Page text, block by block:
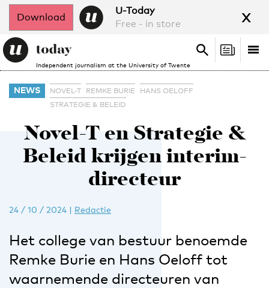
Download
U-Today
Free - in store
x
Independent journalism at the University of Twente
Search
Search
NEWS NOVEL-T REMKE BURIE
HANS OELOFF
STRATEGIE & BELEID
Novel-T en Strategie &
Beleid krijgen interim-
directeur
24 / 10 / 2024 | Redactie
Het college van bestuur benoemde
Remke Burie en Hans Oeloff tot
waarnemende directeuren van